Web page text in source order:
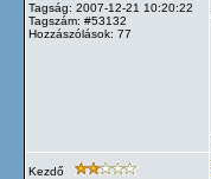
Tagság: 2007-12-21 10:20:22
Tagszám: #53132
Hozzászólások: 77
Kezdő